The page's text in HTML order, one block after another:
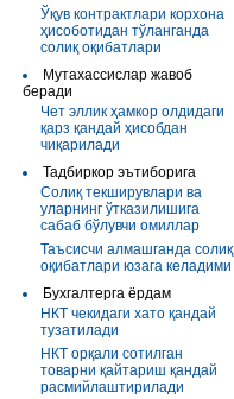
Ўқув контрактлари корхона
ҳисоботидан тўланганда
солиқ оқибатлари
Мутахассислар жавоб
беради
Чет эллик ҳамкор олдидаги
қарз қандай ҳисобдан
чиқарилади
Тадбиркор эътиборига
Солиқ текширувлари ва
уларнинг ўтказилишига
сабаб бўлувчи омиллар
Таъсисчи алмашганда солиқ
оқибатлари юзага келадими
Бухгалтерга ёрдам
НКТ чекидаги хато қандай
тузатилади
НКТ орқали сотилган
товарни қайтариш қандай
расмийлаштирилади